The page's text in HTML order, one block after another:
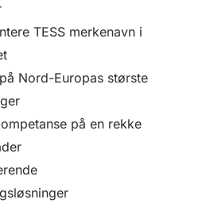
TESS merkenavn i
Nord-Europas største
på en rekke